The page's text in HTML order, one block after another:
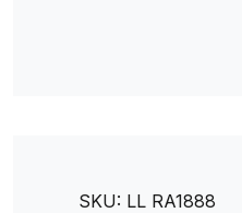
SKU: LL RA1888